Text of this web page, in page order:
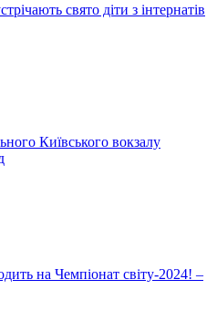
свято діти з інтернатів
Київського вокзалу
на Чемпіонат світу-2024! –